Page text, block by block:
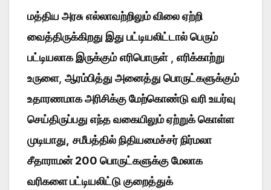
மத்திய அரசு எல்லாவற்றிலும் விலை ஏற்றி
வைத்திருக்கிறது இது பட்டியலிட்டால் பெரும்
பட்டியலாக இருக்கும் எரிபொருள், எரிக்காற்று
உருளை, ஆரம்பித்து அனைத்து பொருட்களுக்கும்
உதாரணமாக அரிசிக்கு மேற்கொண்டு வரி உயர்வு
செய்திருப்பது எந்த வகையிலும் ஏற்றுக் கொள்ள
முடியாது, சமீபத்தில் நிதியமைச்சர் நிர்மலா
சீதாராமன் 200 பொருட்களுக்கு மேலாக
வரிகளை பட்டியலிட்டு குறைத்துக்